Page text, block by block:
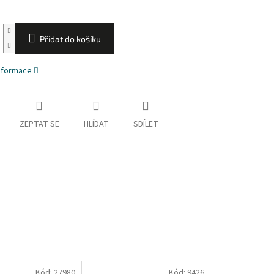
Přidat do košíku
ZEPTAT SE HLÍDAT SDÍLET